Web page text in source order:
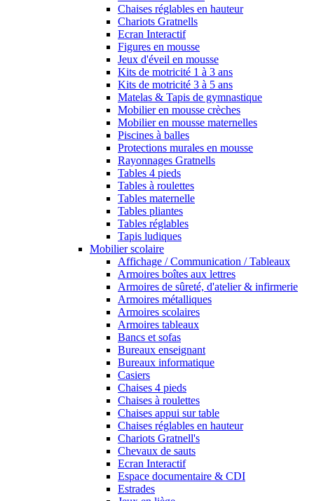
Chaises réglables en hauteur
Chariots Gratnells
Ecran Interactif
Figures en mousse
Jeux d'éveil en mousse
Kits de motricité 1 à 3 ans
Kits de motricité 3 à 5 ans
Matelas & Tapis de gymnastique
Mobilier en mousse crèches
Mobilier en mousse maternelles
Piscines à balles
Protections murales en mousse
Rayonnages Gratnells
Tables 4 pieds
Tables à roulettes
Tables maternelle
Tables pliantes
Tables réglables
Tapis ludiques
Mobilier scolaire
Affichage / Communication / Tableaux
Armoires boîtes aux lettres
Armoires de sûreté, d'atelier & infirmerie
Armoires métalliques
Armoires scolaires
Armoires tableaux
Bancs et sofas
Bureaux enseignant
Bureaux informatique
Casiers
Chaises 4 pieds
Chaises à roulettes
Chaises appui sur table
Chaises réglables en hauteur
Chariots Gratnell's
Chevaux de sauts
Ecran Interactif
Espace documentaire & CDI
Estrades